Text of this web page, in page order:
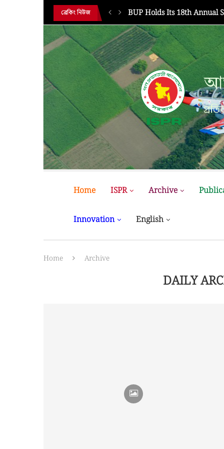
ব্রেকিং নিউজ BUP Holds Its 18th Annual
Home ISPR Archive
Innovation English
Home Archive
DAILY